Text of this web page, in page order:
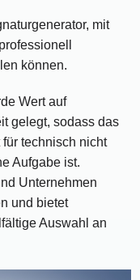
mit
können.
Wert auf
gelegt, sodass das
technisch nicht
Aufgabe ist.
Unternehmen
und bietet
Auswahl an